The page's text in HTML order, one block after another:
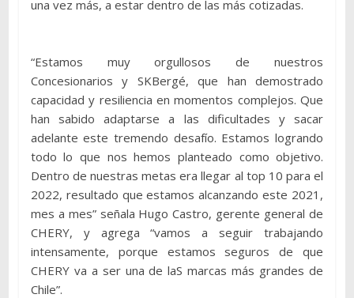
una vez más, a estar dentro de las más cotizadas.
“Estamos muy orgullosos de nuestros
Concesionarios y SKBergé, que han demostrado
capacidad y resiliencia en momentos complejos. Que
han sabido adaptarse a las dificultades y sacar
adelante este tremendo desafío. Estamos logrando
todo lo que nos hemos planteado como objetivo.
Dentro de nuestras metas era llegar al top 10 para el
2022, resultado que estamos alcanzando este 2021,
mes a mes” señala Hugo Castro, gerente general de
CHERY, y agrega “vamos a seguir trabajando
intensamente, porque estamos seguros de que
CHERY va a ser una de laS marcas más grandes de
Chile”.